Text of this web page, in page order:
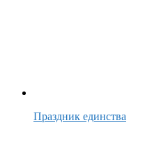
Праздник единства